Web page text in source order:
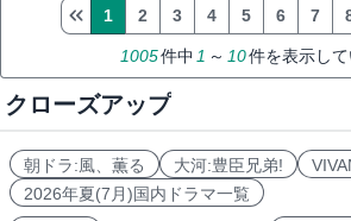
1005件中1 ～ 10件を表示して
1 2 3 4 5 6 7
クローズアップ
朝ドラ:風、薫る 大河:豊臣兄弟!
2026年夏(7月)国内ドラマ一覧